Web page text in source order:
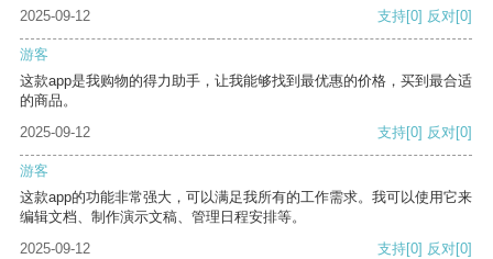
2025-09-12 支持[0] 反对[0]
游客
这款app是我购物的得力助手，让我能够找到最优惠的价格，买到最合适
的商品。
2025-09-12
支持[0] 反对[0]
游客
这款app的功能非常强大，可以满足我所有的工作需求。我可以使用它来
编辑文档、制作演示文稿、管理日程安排等。
2025-09-12
支持[0] 反对[0]